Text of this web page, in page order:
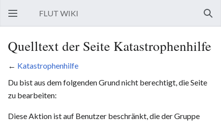
Hauptmenü öffnen
FLUT WIKI
Quelltext der Seite Katastrophenhilfe
← Katastrophenhilfe
Du bist aus dem folgenden Grund nicht berechtigt, die Seite
zu bearbeiten:
Diese Aktion ist auf Benutzer beschränkt, die der Gruppe